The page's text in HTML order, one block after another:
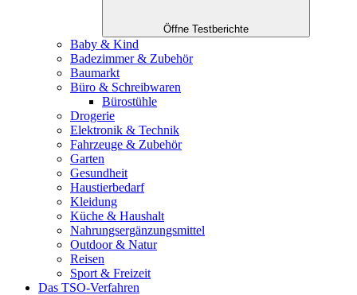
Öffne Testberichte
Baby & Kind
Badezimmer & Zubehör
Baumarkt
Büro & Schreibwaren
Bürostühle
Drogerie
Elektronik & Technik
Fahrzeuge & Zubehör
Garten
Gesundheit
Haustierbedarf
Kleidung
Küche & Haushalt
Nahrungsergänzungsmittel
Outdoor & Natur
Reisen
Sport & Freizeit
Das TSO-Verfahren